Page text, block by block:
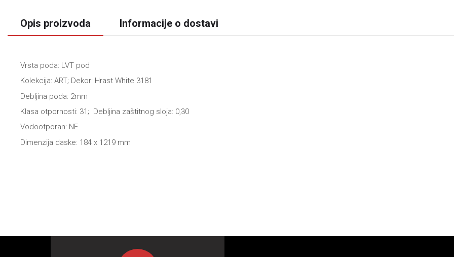
Opis proizvoda Informacije o dostavi
Vrsta poda: LVT pod
Kolekcija: ART; Dekor: Hrast White 3181
Debljina poda: 2mm
Klasa otpornosti: 31; Debljina zaštitnog sloja: 0,30
Vodootporan: NE
Dimenzija daske: 184 x 1219 mm